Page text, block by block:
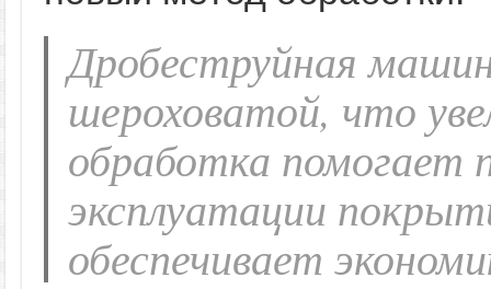
Дробеструйная
шероховатой, что
обработка помогает
эксплуатации
обеспечивает